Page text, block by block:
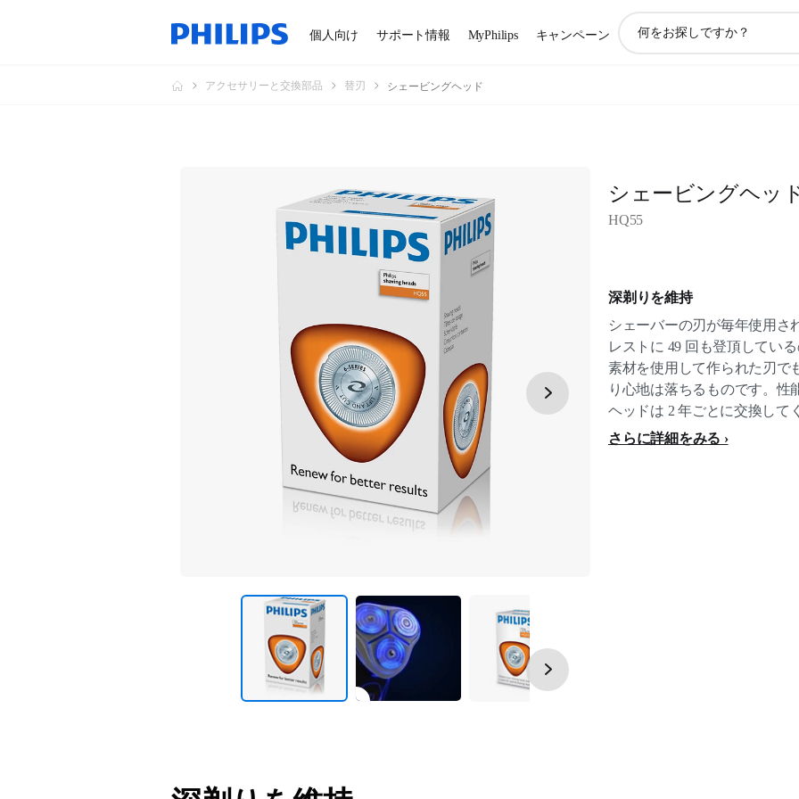
個人向け サポート情報 MyPhilips キャンペーン
索
アクセサリーと交換部品 替刃 シェービングヘッド
シェービングヘッ
HQ55
深剃りを維持
シェーバーの刃が毎年使用さ
レストに 49 回も登頂してい
素材を使用して作られた刃で
り心地は落ちるものです。性
ヘッドは 2 年ごとに交換して
さらに詳細をみる